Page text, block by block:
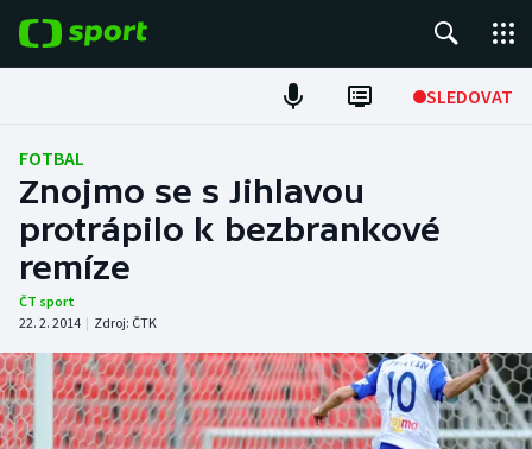
SLEDOVAT
Fotbal
Hokej
Tenis
Atletika
Cyklistika
DALŠÍ SPORTY
FOTBAL
Znojmo se s Jihlavou
protrápilo k bezbrankové
remíze
ČT sport
22. 2. 2014 | Zdroj: ČTK